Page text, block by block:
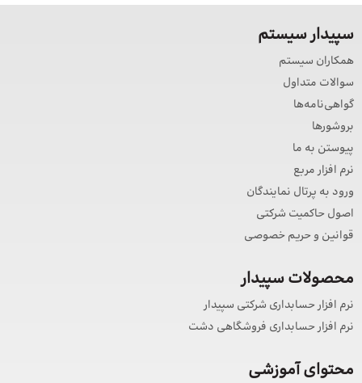
سپیدار سیستم
همکاران سیستم
سوالات متداول
گواهی‌نامه‌ها
بروشورها
پیوستن به ما
نرم افزار مربع
ورود به پرتال نمایندگان
اصول حاکمیت شرکتی
قوانین و حریم خصوصی
محصولات سپیدار
نرم افزار حسابداری شرکتی سپیدار
نرم افزار حسابداری فروشگاهی دشت
محتوای آموزشی